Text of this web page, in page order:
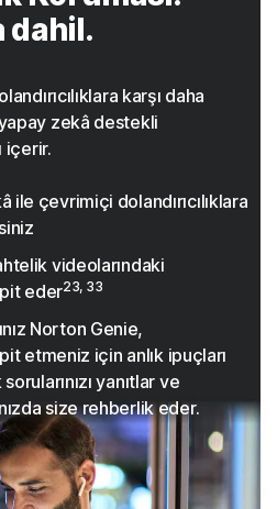
dahil.
karşı daha
zekâ destekli
içerir.
ile çevrimiçi dolandırıcılıklara
videolarındaki
eder23, 33
Norton Genie,
etmeniz için anlık ipuçları
yanıtlar ve
size rehberlik eder.